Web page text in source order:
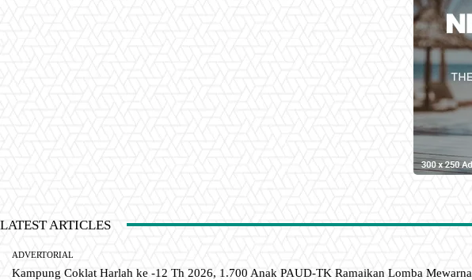
LATEST ARTICLES
ADVERTORIAL
Kampung Coklat Harlah ke -12 Th 2026, 1.700 Anak PAUD-TK Ramaikan Lomba Mewarna